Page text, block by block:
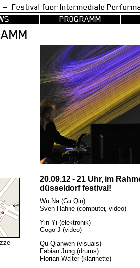
— Festival fuer
PROGRAMM
20.09.12 - 21 Uhr, im
düsseldorf festival!
Wu Na (Gu Qin)
Sven Hahne (computer, video)
Yin Yi (elektronik)
Gogo J (video)
Qu Qianwen (visuals)
Fabian Jung (drums)
Florian Walter (klarinette)